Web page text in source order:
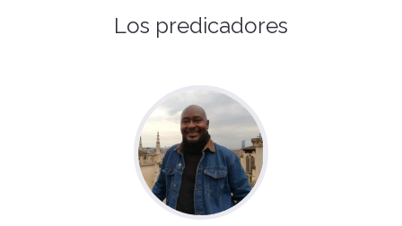
Los predicadores